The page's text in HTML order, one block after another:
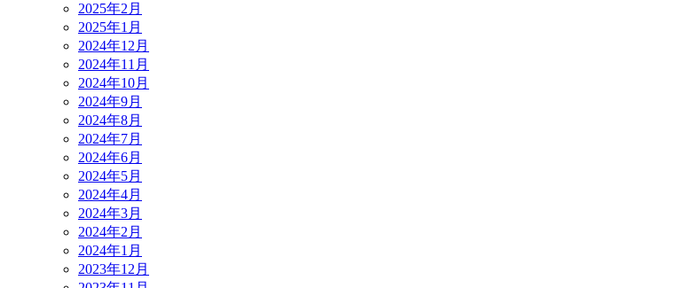
2025年2月
2025年1月
2024年12月
2024年11月
2024年10月
2024年9月
2024年8月
2024年7月
2024年6月
2024年5月
2024年4月
2024年3月
2024年2月
2024年1月
2023年12月